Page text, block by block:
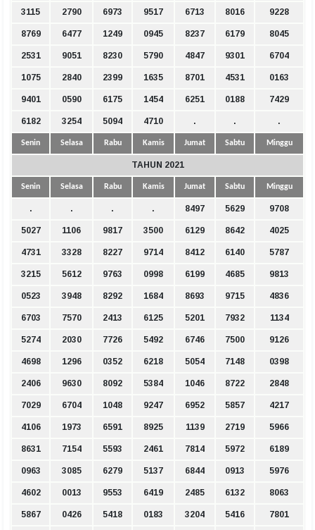
3115 2790 6973 9517 6713 8016 9228
8769 6477 1249 0945 8237 6179 8045
2531 9051 8230 5790 4847 9301 6704
1075 2840 2399 1635 8701 4531 0163
9401 0590 6175 1454 6251 0188 7429
6182 3254 5094 4710 . . .
Senin Selasa Rabu Kamis Jumat Sabtu Minggu
TAHUN 2021
Senin Selasa Rabu Kamis Jumat Sabtu Minggu
. . . . 8497 5629 9708
5027 1106 9817 3500 6129 8642 4025
4731 3328 8227 9714 8412 6140 5787
3215 5612 9763 0998 6199 4685 9813
0523 3948 8292 1684 8693 9715 4836
6703 7570 2413 6125 5201 7932 1134
5274 2030 7726 5492 6746 7500 9126
4698 1296 0352 6218 5054 7148 0398
2406 9630 8092 5384 1046 8722 2848
7029 6704 1048 9247 6952 5857 4217
4106 1973 6591 8925 1139 2719 5966
8631 7154 5593 2461 7814 5972 6189
0963 3085 6279 5137 6844 0913 5976
4602 0013 9553 6419 2485 6132 8063
5867 0426 5418 0183 3204 5416 7801